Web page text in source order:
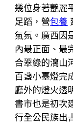
幾位身著艷麗
足蹈，營包養
氣氛。廣西因
內最正面、最
合翠綠的漓山
百盞小臺燈完
廳外的燈火透
書市也是初次
行全公民族出